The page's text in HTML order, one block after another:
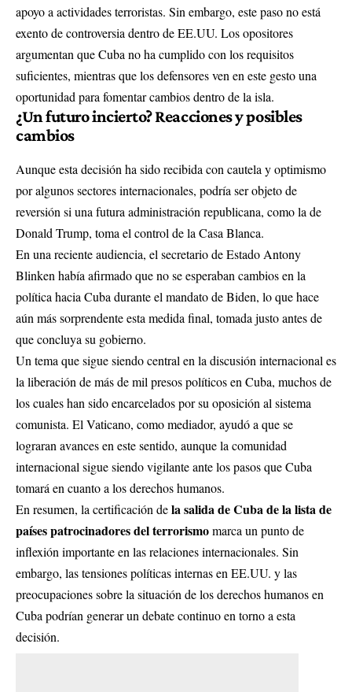
apoyo a actividades terroristas. Sin embargo, este paso no está
exento de controversia dentro de EE.UU. Los opositores
argumentan que Cuba no ha cumplido con los requisitos
suficientes, mientras que los defensores ven en este gesto una
oportunidad para fomentar cambios dentro de la isla.
¿Un futuro incierto? Reacciones y posibles
cambios
Aunque esta decisión ha sido recibida con cautela y optimismo
por algunos sectores internacionales, podría ser objeto de
reversión si una futura administración republicana, como la de
Donald Trump, toma el control de la Casa Blanca.
En una reciente audiencia, el secretario de Estado Antony
Blinken había afirmado que no se esperaban cambios en la
política hacia Cuba durante el mandato de Biden, lo que hace
aún más sorprendente esta medida final, tomada justo antes de
que concluya su gobierno.
Un tema que sigue siendo central en la discusión internacional es
la liberación de más de mil presos políticos en Cuba, muchos de
los cuales han sido encarcelados por su oposición al sistema
comunista. El Vaticano, como mediador, ayudó a que se
lograran avances en este sentido, aunque la comunidad
internacional sigue siendo vigilante ante los pasos que Cuba
tomará en cuanto a los derechos humanos.
En resumen, la certificación dela salida de Cuba de la lista de
países patrocinadores del terrorismomarca un punto de
inflexión importante en las relaciones internacionales. Sin
embargo, las tensiones políticas internas en EE.UU. y las
preocupaciones sobre la situación de los derechos humanos en
Cuba podrían generar un debate continuo en torno a esta
decisión.